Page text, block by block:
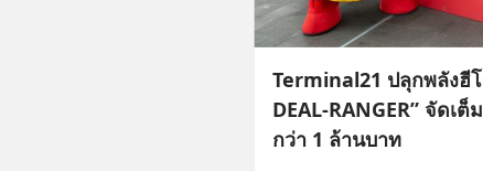
Terminal21 ปลุกพลังฮีโ
DEAL-RANGER” จัดเ
กว่า 1 ล้านบาท